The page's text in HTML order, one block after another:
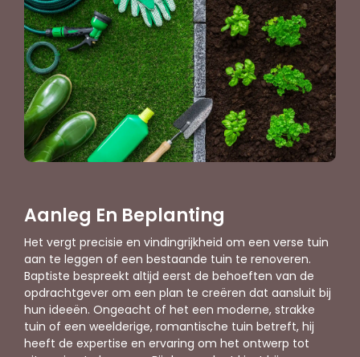
Aanleg En Beplanting
Het vergt precisie en vindingrijkheid om een verse tuin
aan te leggen of een bestaande tuin te renoveren.
Baptiste bespreekt altijd eerst de behoeften van de
opdrachtgever om een plan te creëren dat aansluit bij
hun ideeën. Ongeacht of het een moderne, strakke
tuin of een weelderige, romantische tuin betreft, hij
heeft de expertise en ervaring om het ontwerp tot